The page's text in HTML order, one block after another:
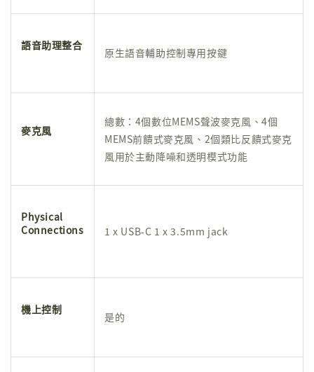
語音助理整合
原生語音輔助控制專用按鍵
麥克風
總數：4個數位MEMS聲波麥克風、4個
MEMS前饋式麥克風、2個類比反饋式麥克
風用於主動降噪和透明模式功能
Physical
Connections
1 x USB-C 1 x 3.5mm jack
機上控制
是的